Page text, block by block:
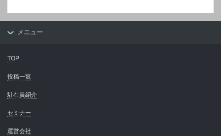
メニュー
TOP
投稿一覧
駐在員紹介
セミナー
運営会社